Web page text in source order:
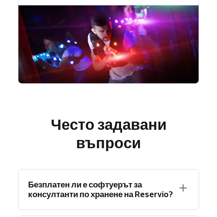
Често задавани
въпроси
Безплатен ли е софтуерът за
консултанти по хранене на Reservio?